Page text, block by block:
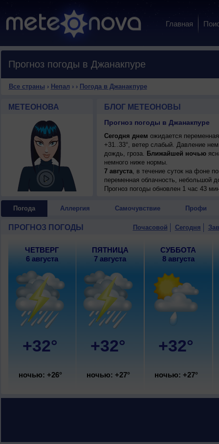
Главная
Прогноз погоды в Джанакпуре
Все страны › Непал › › Погода в Джанакпуре
МЕТЕОНОВА БЛОГ МЕТЕОНОВЫ
Прогноз погоды в Джанакпуре
Сегодня днем ожидается
+31..33°, ветер слабый. Давление
дождь, гроза. Ближайшей ночью
немного ниже нормы.
7 августа, в течение суток на фоне
переменная облачность, небольшой
днем +31..33°, ветер юго-восточный,
гроза; ночью +26..28°, днем
переменная облачность, небольшой
днем +31..33°, ветер юго-восточный,
ночью +26..28°, днем +30..32°, ветер
Прогноз погоды обновлен 1 час 43
Погода Аллергия Самочувствие Профи
ПРОГНОЗ ПОГОДЫ Почасовой Сегодня
ЧЕТВЕРГ
6 августа
+32°
ночью: +26°
ПЯТНИЦА
7 августа
+32°
ночью: +27°
СУББОТА
8 августа
+32°
ночью: +27°